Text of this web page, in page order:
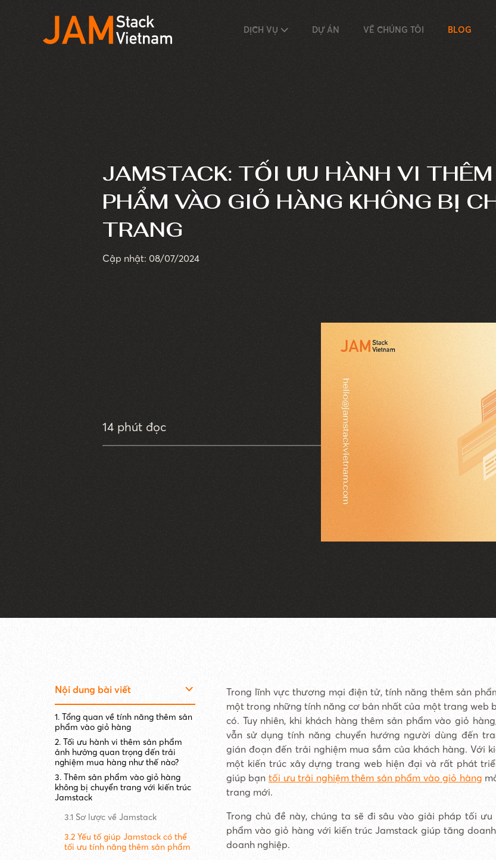
DỊCH VỤ DỰ ÁN VỀ CHÚNG TÔI BLOG
JAMSTACK: TỐI ƯU HÀNH VI
PHẨM VÀO GIỎ HÀNG KHÔNG BỊ
TRANG
Cập nhật: 08/07/2024
14 phút đọc
Nội dung bài viết
1. Tổng quan về tính năng thêm sản
phẩm vào giỏ hàng
2. Tối ưu hành vi thêm sản phẩm
ảnh hưởng quan trọng đến trải
nghiệm mua hàng như thế nào?
3. Thêm sản phẩm vào giỏ hàng
không bị chuyển trang với kiến trúc
Jamstack
3.1 Sơ lược về Jamstack
3.2 Yếu tố giúp Jamstack có thể
tối ưu tính năng thêm sản phẩm
Trong lĩnh vực thương mại điện tử, tính năng thêm sản
một trong những tính năng cơ bản nhất của một trang web
có. Tuy nhiên, khi khách hàng thêm sản phẩm vào giỏ
vẫn sử dụng tính năng chuyển hướng người dùng đến
gián đoạn đến trải nghiệm mua sắm của khách hàng. Với
một kiến trúc xây dựng trang web hiện đại và rất phát
giúp bạntối ưu trải nghiệm thêm sản phẩm vào giỏ hàng
trang mới.
Trong chủ đề này, chúng ta sẽ đi sâu vào giải pháp tối ưu
phẩm vào giỏ hàng với kiến trúc Jamstack giúp tăng
doanh nghiệp.